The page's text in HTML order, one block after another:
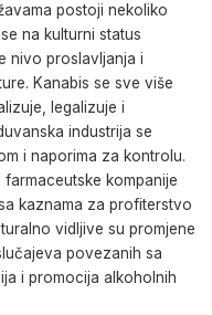
postoji nekoliko
na kulturni status
nivo proslavljanja i
Kanabis se sve više
legalizuje i
industrija se
i naporima za kontrolu.
kompanije
kaznama za profiterstvo
vidljive su promjene
povezanih sa
i promocija alkoholnih